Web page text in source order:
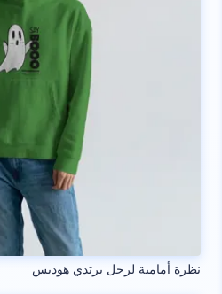
نظرة أمامية لرجل يرتدي هوديس